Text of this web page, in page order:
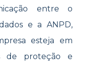
entre o
e a ANPD,
esteja em
de proteção e